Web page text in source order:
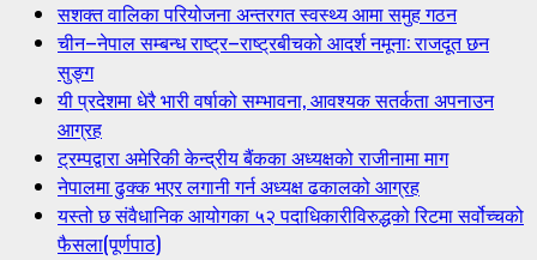
सशक्त वालिका परियोजना अन्तरगत स्वस्थ्य आमा समुह गठन
चीन–नेपाल सम्बन्ध राष्ट्र–राष्ट्रबीचको आदर्श नमूना: राजदूत छन
सुङ्ग
यी प्रदेशमा धेरै भारी वर्षाको सम्भावना, आवश्यक सतर्कता अपनाउन
आग्रह
ट्रम्पद्वारा अमेरिकी केन्द्रीय बैंकका अध्यक्षको राजीनामा माग
नेपालमा ढुक्क भएर लगानी गर्न अध्यक्ष ढकालको आग्रह
यस्तो छ संवैधानिक आयोगका ५२ पदाधिकारीविरुद्धको रिटमा सर्वोच्चको
फैसला(पूर्णपाठ)